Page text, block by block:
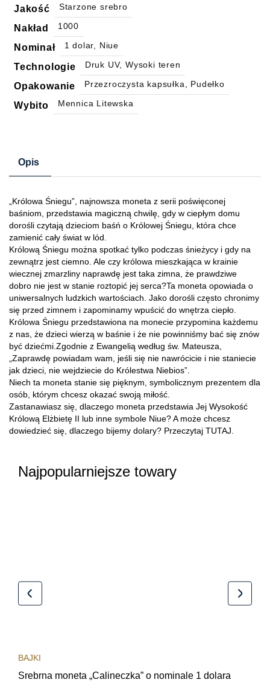
Jakość Starzone srebro
Nakład 1000
Nominał 1 dolar, Niue
Technologie Druk UV, Wysoki teren
Opakowanie Przezroczysta kapsułka, Pudełko
Wybito Mennica Litewska
Opis
„Królowa Śniegu”, najnowsza moneta z serii poświęconej
baśniom, przedstawia magiczną chwilę, gdy w ciepłym domu
dorośli czytają dzieciom baśń o Królowej Śniegu, która chce
zamienić cały świat w lód.
Królową Śniegu można spotkać tylko podczas śnieżycy i gdy na
zewnątrz jest ciemno. Ale czy królowa mieszkająca w krainie
wiecznej zmarzliny naprawdę jest taka zimna, że prawdziwe
dobro nie jest w stanie roztopić jej serca?Ta moneta opowiada o
uniwersalnych ludzkich wartościach. Jako dorośli często chronimy
się przed zimnem i zapominamy wpuścić do wnętrza ciepło.
Królowa Śniegu przedstawiona na monecie przypomina każdemu
z nas, że dzieci wierzą w baśnie i że nie powinniśmy bać się znów
być dziećmi.Zgodnie z Ewangelią według św. Mateusza,
„Zaprawdę powiadam wam, jeśli się nie nawrócicie i nie staniecie
jak dzieci, nie wejdziecie do Królestwa Niebios”.
Niech ta moneta stanie się pięknym, symbolicznym prezentem dla
osób, którym chcesz okazać swoją miłość.
Zastanawiasz się, dlaczego moneta przedstawia Jej Wysokość
Królową Elżbietę II lub inne symbole Niue? A może chcesz
dowiedzieć się, dlaczego bijemy dolary? Przeczytaj TUTAJ.
Najpopularniejsze towary
BAJKI
Srebrna moneta „Calineczka” o nominale 1 dolara